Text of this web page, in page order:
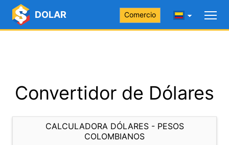
DOLAR Comercio
Convertidor de Dólares
CALCULADORA DÓLARES - PESOS
COLOMBIANOS